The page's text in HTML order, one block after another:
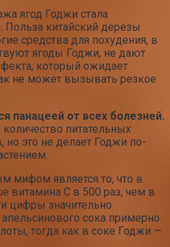
ягод Годжи стала
китайский дерезы
средства для похудения, в
ягоды Годжи, не дают
который ожидает
не может вызывать резкое
панацеей от всех болезней.
питательных
но это не делает Годжи по-
мифом является то, что в
витамина С в 500 раз, чем в
цифры значительно
сока примерно
тогда как в соке Годжи —